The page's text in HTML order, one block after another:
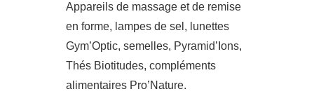
Appareils de massage et de remise
en forme, lampes de sel, lunettes
Gym’Optic, semelles, Pyramid’Ions,
Thés Biotitudes, compléments
alimentaires Pro’Nature.